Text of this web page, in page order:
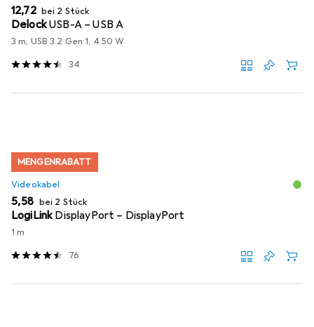
EUR
12,72 bei 2 Stück
DelockUSB-A – USB A
3 m, USB 3.2 Gen 1, 4.50 W
34
MENGENRABATT
Videokabel
EUR
5,58 bei 2 Stück
LogiLinkDisplayPort – DisplayPort
1 m
76